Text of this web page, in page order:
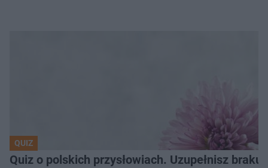
QUIZ
Quiz o polskich przysłowiach. Uzupełnisz